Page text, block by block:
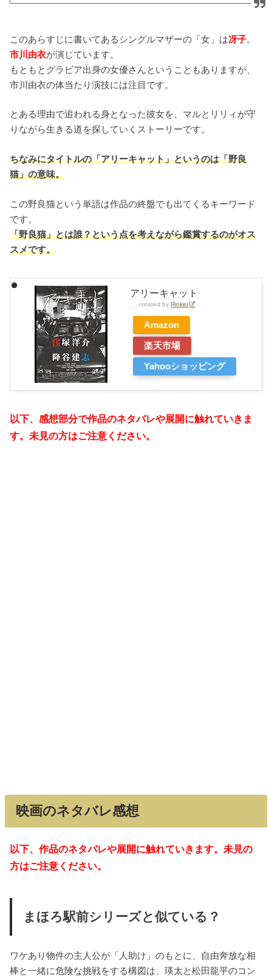
このあらすじに書いてあるシングルマザーの「女」は冴子。
市川由衣が演じています。
もともとグラビア出身の女優さんということもありますが、
市川由衣の体当たり演技には注目です。
とある理由で追われる身となった彼女を、マルとリリィが守
りながら生きる道を探していくストーリーです。
ちなみにタイトルの「アリーキャット」というのは「野良
猫」の意味。
この野良猫という単語は作品の終盤でも出てくるキーワード
です。
「野良猫」とは誰？という点を考えながら鑑賞するのがオス
スメです。
アリーキャット
created byRinker
Amazon
楽天市場
Yahooショッピング
以下、感想部分で作品のネタバレや展開に触れていきま
す。未見の方はご注意ください。
映画のネタバレ感想
以下、作品のネタバレや展開に触れていきます。未見の
方はご注意ください。
まほろ駅前シリーズと似ている？
ワケあり物件の主人公が「人助け」のもとに、自由奔放な相
棒と一緒に危険な挑戦をする構図は、瑛太と松田龍平のコン